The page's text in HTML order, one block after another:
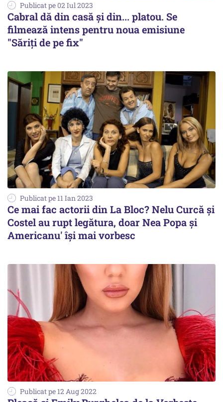
Publicat pe 02 Iul 2023
Cabral dă din casă şi din... platou. Se
filmează intens pentru noua emisiune
"Săriţi de pe fix"
Publicat pe 11 Ian 2023
Ce mai fac actorii din La Bloc? Nelu Curcă şi
Costel au rupt legătura, doar Nea Popa şi
Americanu' îşi mai vorbesc
Publicat pe 12 Aug 2022